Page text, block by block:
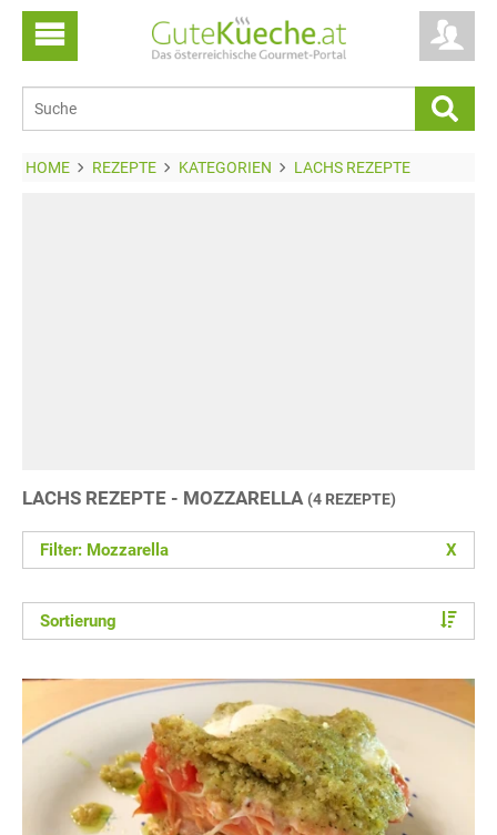
HOME REZEPTE KATEGORIEN LACHS REZEPTE
LACHS REZEPTE - MOZZARELLA (4 REZEPTE)
Filter: Mozzarella X
Sortierung